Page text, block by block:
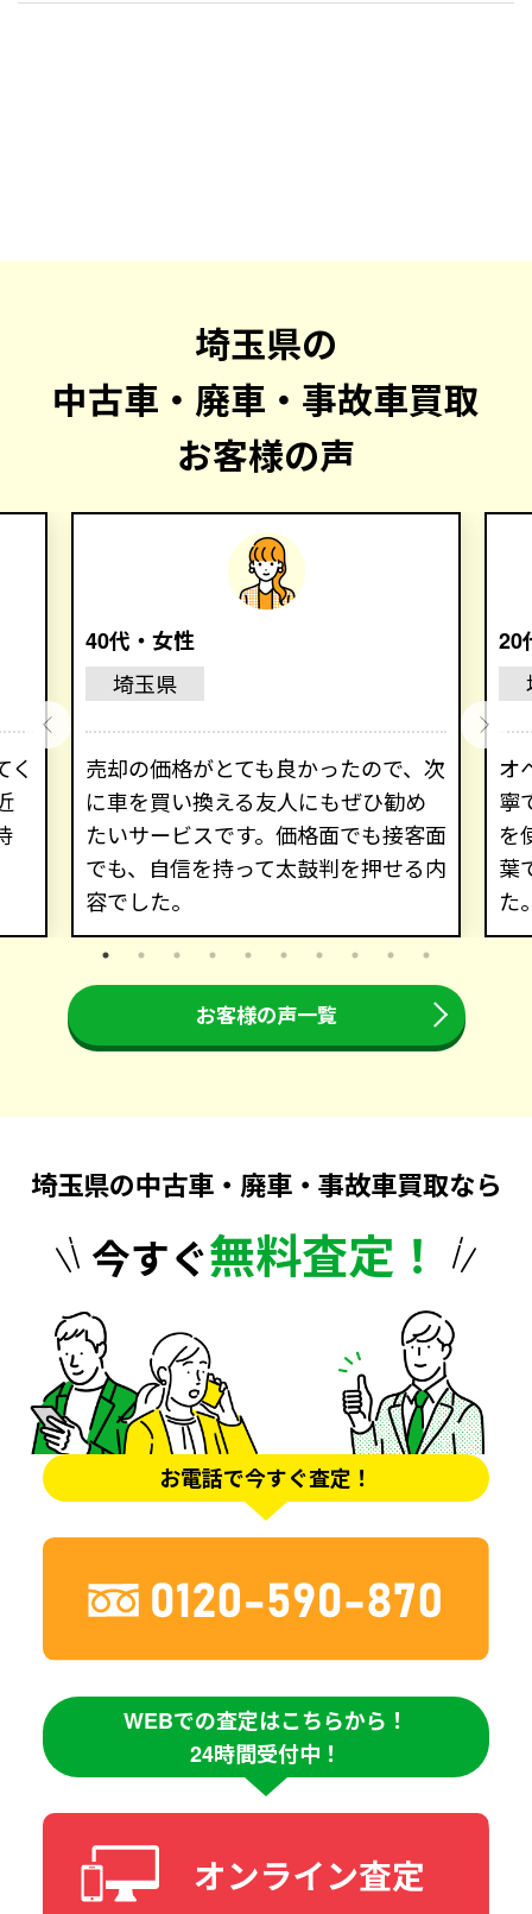
埼玉県の
中古車・廃車・事故車買取
お客様の声
く
40代・女性
埼玉県
売却の価格がとても良かったので、次
に車を買い換える友人にもぜひ勧め
たいサービスです。価格面でも接客面
でも、自信を持って太鼓判を押せる内
容でした。
20
オ
寧
を
葉
た
お客様の声一覧
埼玉県の中古車・廃車・事故車買取なら
今すぐ無料査定！
お電話で今すぐ査定！
WEBでの査定はこちらから！
24時間受付中！